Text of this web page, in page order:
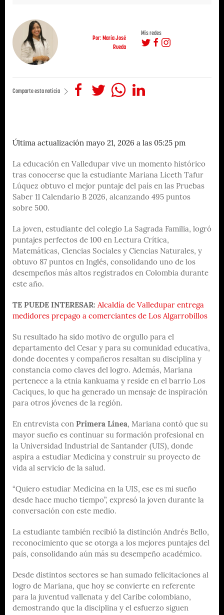
Por: María José
Rueda
Mis redes
Comparte esta noticia
Última actualización mayo 21, 2026 a las 05:25 pm
La educación en Valledupar vive un momento histórico
tras conocerse que la estudiante Mariana Liceth Tafur
Lúquez obtuvo el mejor puntaje del país en las Pruebas
Saber 11 Calendario B 2026, alcanzando 495 puntos
sobre 500.
La joven, estudiante del colegio La Sagrada Familia, logró
puntajes perfectos de 100 en Lectura Crítica,
Matemáticas, Ciencias Sociales y Ciencias Naturales, y
obtuvo 87 puntos en Inglés, consolidando uno de los
desempeños más altos registrados en Colombia durante
este año.
TE PUEDE INTERESAR: Alcaldía de Valledupar entrega
medidores prepago a comerciantes de Los Algarrobillos
Su resultado ha sido motivo de orgullo para el
departamento del Cesar y para su comunidad educativa,
donde docentes y compañeros resaltan su disciplina y
constancia como claves del logro. Además, Mariana
pertenece a la etnia kankuama y reside en el barrio Los
Caciques, lo que ha generado un mensaje de inspiración
para otros jóvenes de la región.
En entrevista con Primera Línea, Mariana contó que su
mayor sueño es continuar su formación profesional en
la Universidad Industrial de Santander (UIS), donde
aspira a estudiar Medicina y construir su proyecto de
vida al servicio de la salud.
“Quiero estudiar Medicina en la UIS, ese es mi sueño
desde hace mucho tiempo”, expresó la joven durante la
conversación con este medio.
La estudiante también recibió la distinción Andrés Bello,
reconocimiento que se otorga a los mejores puntajes del
país, consolidando aún más su desempeño académico.
Desde distintos sectores se han sumado felicitaciones al
logro de Mariana, que hoy se convierte en referente
para la juventud vallenata y del Caribe colombiano,
demostrando que la disciplina y el esfuerzo siguen